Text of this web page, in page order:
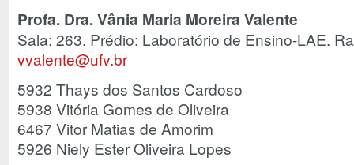
Profa. Dra. Vânia Maria Moreira Valente
Sala: 263. Prédio: Laboratório de Ensino-LAE.
vvalente@ufv.br
5932 Thays dos Santos Cardoso
5938 Vitória Gomes de Oliveira
6467 Vitor Matias de Amorim
5926 Niely Ester Oliveira Lopes